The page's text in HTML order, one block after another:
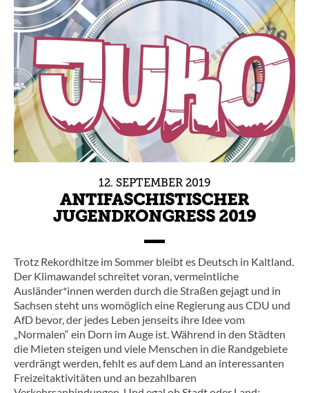
12. SEPTEMBER 2019
ANTIFASCHISTISCHER
JUGENDKONGRESS 2019
Trotz Rekordhitze im Sommer bleibt es Deutsch in Kaltland.
Der Klimawandel schreitet voran, vermeintliche
Ausländer*innen werden durch die Straßen gejagt und in
Sachsen steht uns womöglich eine Regierung aus CDU und
AfD bevor, der jedes Leben jenseits ihre Idee vom
„Normalen“ ein Dorn im Auge ist. Während in den Städten
die Mieten steigen und viele Menschen in die Randgebiete
verdrängt werden, fehlt es auf dem Land an interessanten
Freizeitaktivitäten und an bezahlbaren